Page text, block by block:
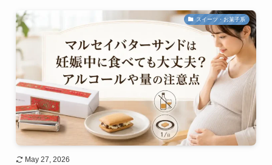
スイーツ・お菓子系
May 27, 2026